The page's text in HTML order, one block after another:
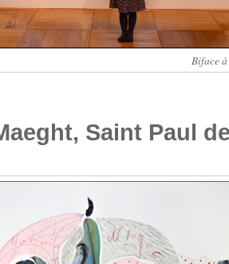
Biface
Saint Paul